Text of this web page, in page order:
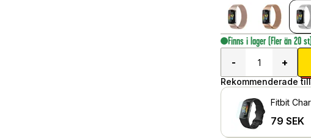
Finns i lager (Fler än 20
-
+
Rekommenderade
Fitbit
79 SEK